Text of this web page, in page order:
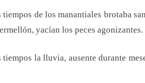
de los manantiales brotaba
yacían los peces agonizantes.
tiempos la lluvia, ausente durante